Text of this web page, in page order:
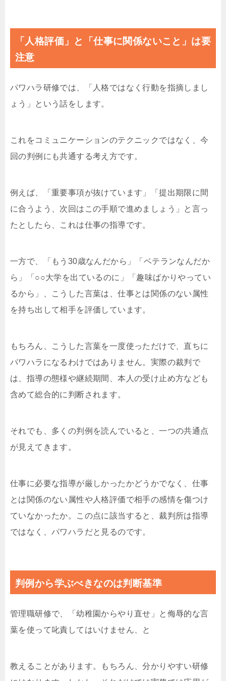
「人格評価」と「仕事に関係ないこと」は要
注意
パワハラ研修では、「人格ではなく行動を指摘しまし
ょう」という話をします。
これをコミュニケーションのテクニックではなく、今
回の判例にも共通する考え方です。
例えば、「重要事項が抜けています」「提出期限に間
に合うよう、次回はこの手順で進めましょう」と言っ
たとしたら、これは仕事の指導です。
一方で、「もう30歳なんだから」「ベテランなんだか
ら」「○○大学を出ているのに」「趣味ばかりやってい
るから」、こうした言葉は、仕事とは関係のない属性
を持ち出して相手を評価しています。
もちろん、こうした言葉を一度使っただけで、直ちに
パワハラになるわけではありません。実際の裁判で
は、指導の態様や継続期間、本人の受け止め方なども
含めて総合的に判断されます。
それでも、多くの判例を読んでいると、一つの共通点
が見えてきます。
仕事に必要な指導が厳しかったかどうかでなく、仕事
とは関係のない属性や人格評価で相手の感情を傷つけ
ていなかったか。この点に該当すると、裁判所は指導
ではなく、パワハラだと見るのです。
判例から学ぶべきなのは判断基準
管理職研修で、「幼稚園からやり直せ」と侮辱的な言
葉を使って叱責してはいけません、と
教えることがあります。もちろん、分かりやすい研修